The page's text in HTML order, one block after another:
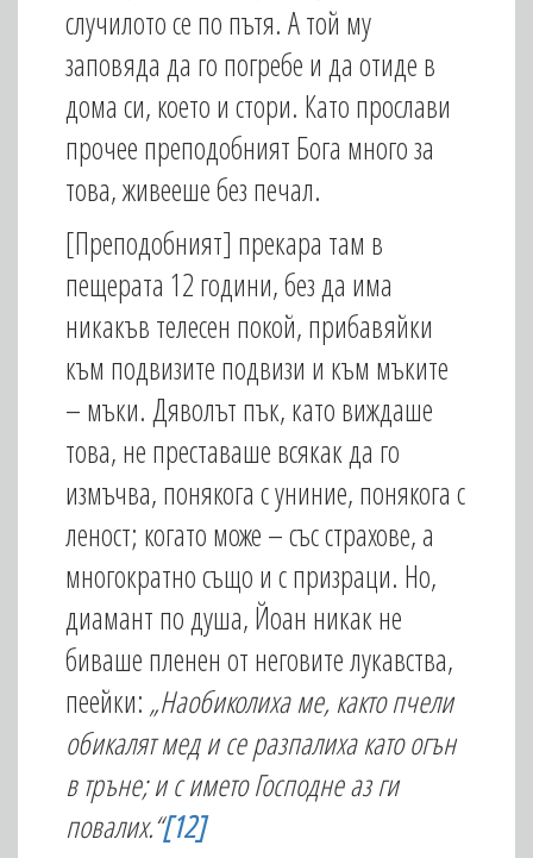
случилото се по пътя. А той му
заповяда да го погребе и да отиде в
дома си, което и стори. Като прослави
прочее преподобният Бога много за
това, живееше без печал.
[Преподобният] прекара там в
пещерата 12 години, без да има
никакъв телесен покой, прибавяйки
към подвизите подви­зи и към мъките
– мъки. Дяволът пък, като виждаше
това, не преставаше всякак да го
измъчва, понякога с униние, понякога с
леност; когато може – със страхове, а
многократно също и с призраци. Но,
диамант по душа, Йоан никак не
биваше пленен от неговите лукавства,
пеейки: „Наобиколиха ме, както пчели
обикалят мед и се разпалиха като огън
в тръне; и с името Господне аз ги
повалих.“[12]